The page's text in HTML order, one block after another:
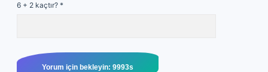
6 + 2 kaçtır? *